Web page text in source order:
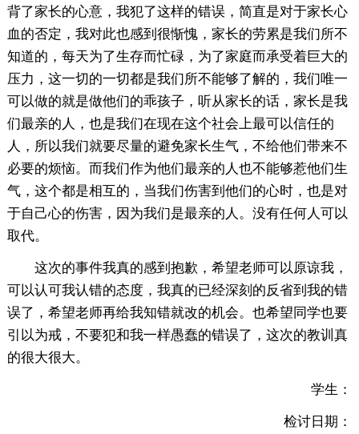
背了家长的心意，我犯了这样的错误，简直是对于家长心
血的否定，我对此也感到很惭愧，家长的劳累是我们所不
知道的，每天为了生存而忙碌，为了家庭而承受着巨大的
压力，这一切的一切都是我们所不能够了解的，我们唯一
可以做的就是做他们的乖孩子，听从家长的话，家长是我
们最亲的人，也是我们在现在这个社会上最可以信任的
人，所以我们就要尽量的避免家长生气，不给他们带来不
必要的烦恼。而我们作为他们最亲的人也不能够惹他们生
气，这个都是相互的，当我们伤害到他们的心时，也是对
于自己心的伤害，因为我们是最亲的人。没有任何人可以
取代。
这次的事件我真的感到抱歉，希望老师可以原谅我，
可以认可我认错的态度，我真的已经深刻的反省到我的错
误了，希望老师再给我知错就改的机会。也希望同学也要
引以为戒，不要犯和我一样愚蠢的错误了，这次的教训真
的很大很大。
学生：
检讨日期：